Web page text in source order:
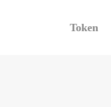
Token